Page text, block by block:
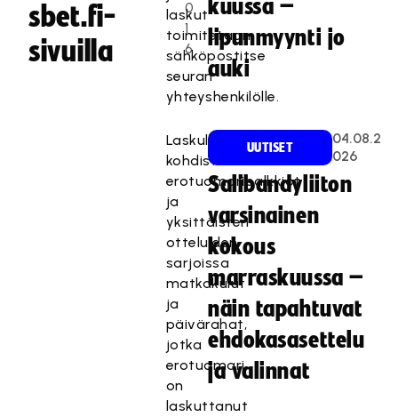
sbet.fi-
sivuilla
0
1
6
laskut
toimitetaan
sähköpostitse
seuran
yhteyshenkilölle.
Laskulle
kohdistuvat
erotuomaripalkkiot
ja
yksittäisten
otteluiden
sarjoissa
matkakulut
ja
päivärahat,
jotka
erotuomari
on
laskuttanut
kuussa –
lipunmyynti jo
auki
UUTISET
04.08.2
026
Salibandyliiton
varsinainen
kokous
marraskuussa –
näin tapahtuvat
ehdokasasettelu
ja valinnat